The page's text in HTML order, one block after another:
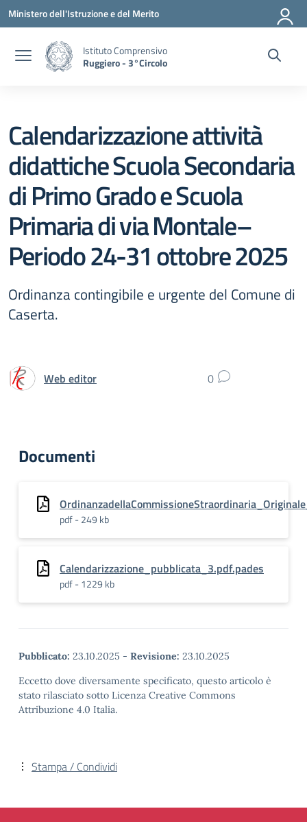
Vai ai contenuti
Vai al menu di navigazione
Vai al footer
Ministero dell'Istruzione e del Merito
Istituto Comprensivo
Ruggiero - 3°Circolo
Calendarizzazione attività
didattiche Scuola Secondaria
di Primo Grado e Scuola
Primaria di via Montale–
Periodo 24-31 ottobre 2025
Ordinanza contingibile e urgente del Comune di
Caserta.
Web editor 0
Documenti
pdf - 249 kb
Calendarizzazione_pubblicata_3.pdf.pades
pdf - 1229 kb
Pubblicato: 23.10.2025 - Revisione: 23.10.2025
Eccetto dove diversamente specificato, questo articolo è
stato rilasciato sotto Licenza Creative Commons
Attribuzione 4.0 Italia.
Stampa / Condividi